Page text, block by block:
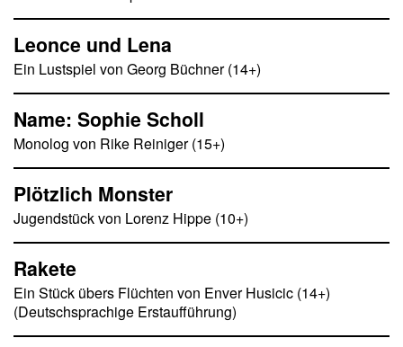
Leonce und Lena
Ein Lustspiel von Georg Büchner (14+)
Name: Sophie Scholl
Monolog von Rike Reiniger (15+)
Plötzlich Monster
Jugendstück von Lorenz Hippe (10+)
Rakete
Ein Stück übers Flüchten von Enver Husicic (14+)
(Deutschsprachige Erstaufführung)